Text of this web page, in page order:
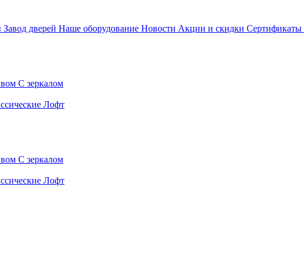
Завод дверей Наше оборудование Новости Акции и скидки Сертификаты
С зеркалом
Лофт
С зеркалом
Лофт